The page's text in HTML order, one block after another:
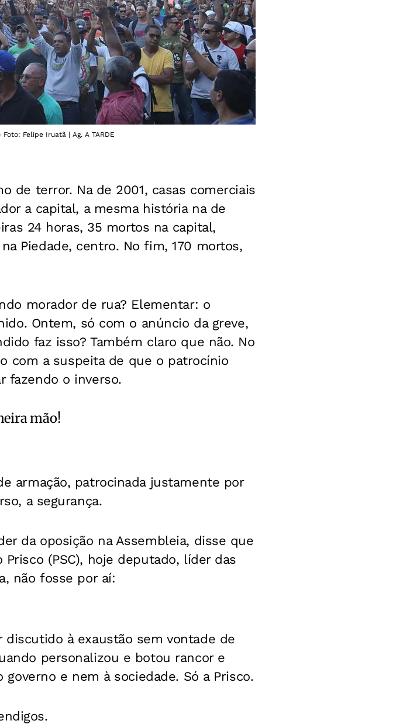
Felipe Iruatã | Ag. A TARDE
de terror. Na de 2001, casas comerciais
a capital, a mesma história na de
24 horas, 35 mortos na capital,
Piedade, centro. No fim, 170 mortos,
morador de rua? Elementar: o
Ontem, só com o anúncio da greve,
faz isso? Também claro que não. No
com a suspeita de que o patrocínio
fazendo o inverso.
mão!
armação, patrocinada justamente por
a segurança.
da oposição na Assembleia, disse que
(PSC), hoje deputado, líder das
não fosse por aí:
à exaustão sem vontade de
personalizou e botou rancor e
e nem à sociedade. Só a Prisco.